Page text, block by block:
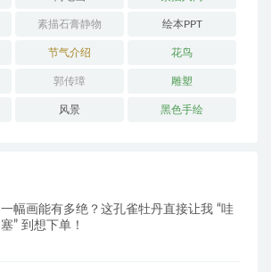
素描石膏静物 绘本PPT
节气介绍 花鸟
郭传璋 雕塑
风景 黑色手绘
一幅画能有多绝？这孔雀牡丹直接让我 “哇
塞” 到想下单！